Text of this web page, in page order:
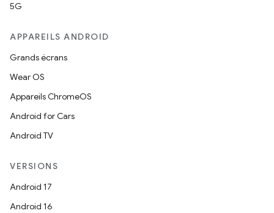
5G
APPAREILS ANDROID
Grands écrans
Wear OS
Appareils ChromeOS
Android for Cars
Android TV
VERSIONS
Android 17
Android 16